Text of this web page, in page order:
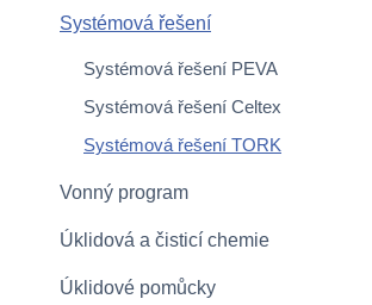
Systémová řešení
Systémová řešení PEVA
Systémová řešení Celtex
Systémová řešení TORK
Vonný program
Úklidová a čisticí chemie
Úklidové pomůcky